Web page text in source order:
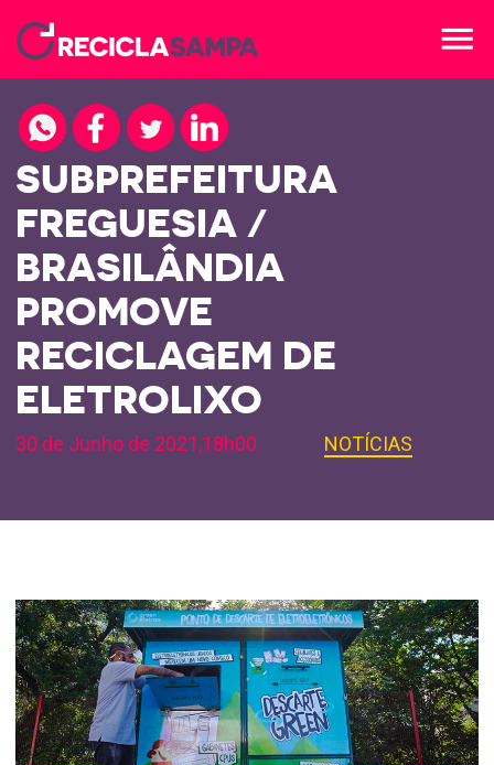
menu
SUBPREFEITURA
FREGUESIA /
BRASILÂNDIA
PROMOVE
RECICLAGEM DE
ELETROLIXO
30 de Junho de 2021,18h00 NOTÍCIAS